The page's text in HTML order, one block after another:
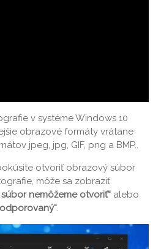
v systéme Windows 10
obrazové formáty vrátane
jpeg, jpg, GIF, png a BMP..
otvoriť obrazový súbor
môže sa zobraziť
súbor nemôžeme otvoriť“ alebo